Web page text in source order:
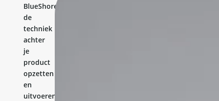
BlueShores
de
techniek
achter
je
product
opzetten
en
uitvoeren,